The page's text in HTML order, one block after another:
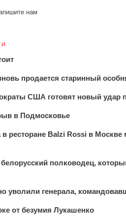
нам
продается старинный
США готовят новый удар
в Подмосковье
в ресторане Balzi Rossi в
полководец,
уволили генерала,
от безумия Лукашенко